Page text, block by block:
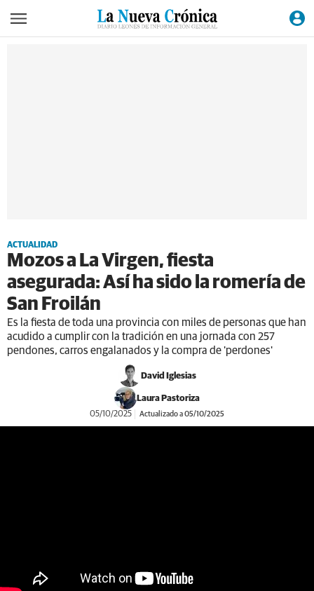
ACTUALIDAD
Mozos a La Virgen, fiesta
asegurada: Así ha sido la romería de
San Froilán
Es la fiesta de toda una provincia con miles de personas que han
acudido a cumplir con la tradición en una jornada con 257
pendones, carros engalanados y la compra de 'perdones'
David Iglesias
Laura Pastoriza
05/10/2025 Actualizado a 05/10/2025